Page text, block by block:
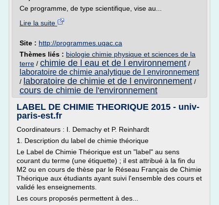
Ce programme, de type scientifique, vise au...
Lire la suite
Site : http://programmes.uqac.ca
Thèmes liés : biologie chimie physique et sciences de la
terre / chimie de l eau et de l environnement /
laboratoire de chimie analytique de l environnement
/ laboratoire de chimie et de l environnement /
cours de chimie de l'environnement
LABEL DE CHIMIE THEORIQUE 2015 - univ-
paris-est.fr
Coordinateurs : I. Demachy et P. Reinhardt
1. Description du label de chimie théorique
Le Label de Chimie Théorique est un "label" au sens
courant du terme (une étiquette) ; il est attribué à la fin du
M2 ou en cours de thèse par le Réseau Français de Chimie
Théorique aux étudiants ayant suivi l'ensemble des cours et
validé les enseignements.
Les cours proposés permettent à des...